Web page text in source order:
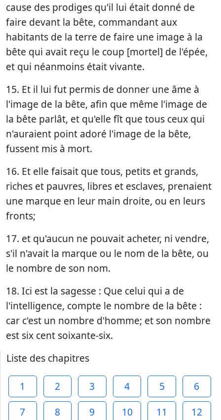
cause des prodiges qu'il lui était donné de
faire devant la bête, commandant aux
habitants de la terre de faire une image à la
bête qui avait reçu le coup [mortel] de l'épée,
et qui néanmoins était vivante.
15. Et il lui fut permis de donner une âme à
l'image de la bête, afin que même l'image de
la bête parlât, et qu'elle fît que tous ceux qui
n'auraient point adoré l'image de la bête,
fussent mis à mort.
16. Et elle faisait que tous, petits et grands,
riches et pauvres, libres et esclaves, prenaient
une marque en leur main droite, ou en leurs
fronts;
17. et qu'aucun ne pouvait acheter, ni vendre,
s'il n'avait la marque ou le nom de la bête, ou
le nombre de son nom.
18. Ici est la sagesse : Que celui qui a de
l'intelligence, compte le nombre de la bête :
car c'est un nombre d'homme; et son nombre
est six cent soixante-six.
Liste des chapitres
1 2 3 4 5
6
7
8 9 10 11 12